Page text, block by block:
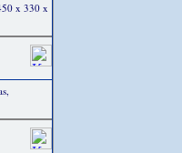
x 330 x